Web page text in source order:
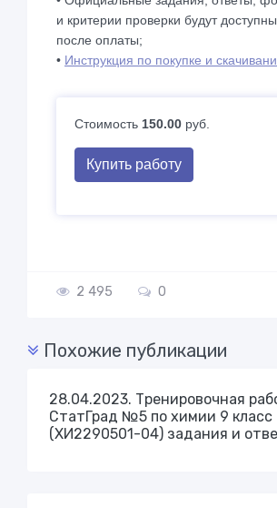
и критерии проверки будут
после оплаты;
• Инструкция по покупке и
Стоимость 150.00 руб.
Купить работу
2 495 0
Похожие публикации
28.04.2023. Тренировочная
СтатГрад №5 по химии 9 класс
(ХИ2290501-04) задания и